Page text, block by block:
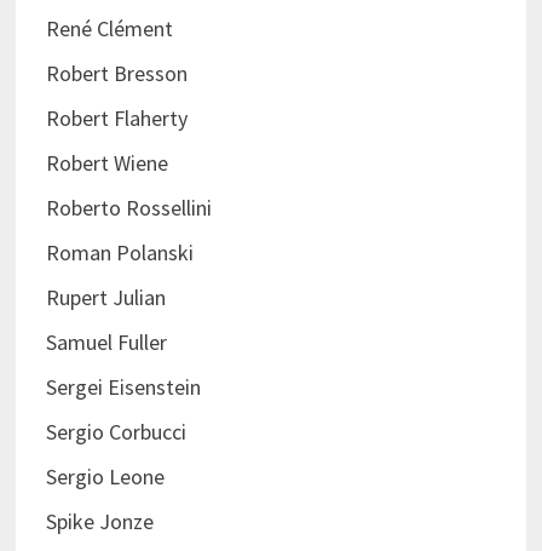
René Clément
Robert Bresson
Robert Flaherty
Robert Wiene
Roberto Rossellini
Roman Polanski
Rupert Julian
Samuel Fuller
Sergei Eisenstein
Sergio Corbucci
Sergio Leone
Spike Jonze